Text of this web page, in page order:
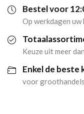
33cl)
aantal
Bestel voor
Op werkdagen
Keuze uit meer
Enkel de beste
voor